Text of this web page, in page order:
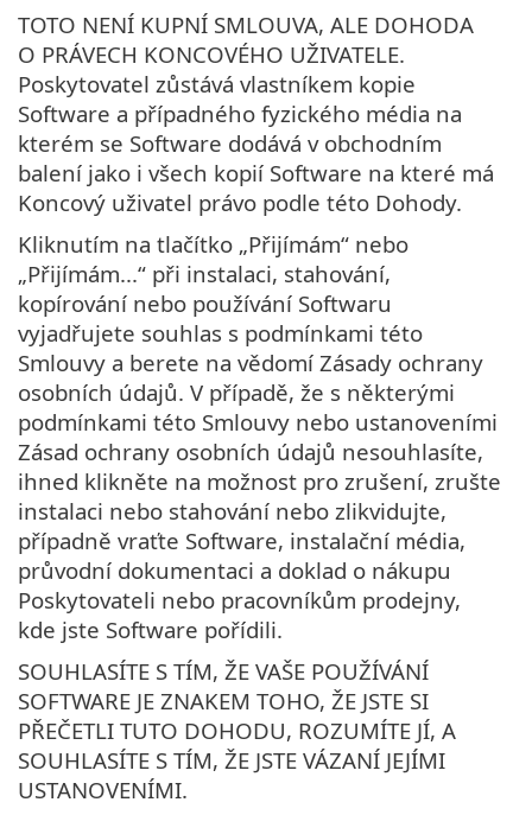
TOTO NENÍ KUPNÍ SMLOUVA, ALE DOHODA
O PRÁVECH KONCOVÉHO UŽIVATELE.
Poskytovatel zůstává vlastníkem kopie
Software a případného fyzického média na
kterém se Software dodává v obchodním
balení jako i všech kopií Software na které má
Koncový uživatel právo podle této Dohody.
Kliknutím na tlačítko „Přijímám“ nebo
„Přijímám...“ při instalaci, stahování,
kopírování nebo používání Softwaru
vyjadřujete souhlas s podmínkami této
Smlouvy a berete na vědomí Zásady ochrany
osobních údajů. V případě, že s některými
podmínkami této Smlouvy nebo ustanoveními
Zásad ochrany osobních údajů nesouhlasíte,
ihned klikněte na možnost pro zrušení, zrušte
instalaci nebo stahování nebo zlikvidujte,
případně vraťte Software, instalační média,
průvodní dokumentaci a doklad o nákupu
Poskytovateli nebo pracovníkům prodejny,
kde jste Software pořídili.
SOUHLASÍTE S TÍM, ŽE VAŠE POUŽÍVÁNÍ
SOFTWARE JE ZNAKEM TOHO, ŽE JSTE SI
PŘEČETLI TUTO DOHODU, ROZUMÍTE JÍ, A
SOUHLASÍTE S TÍM, ŽE JSTE VÁZANÍ JEJÍMI
USTANOVENÍMI.